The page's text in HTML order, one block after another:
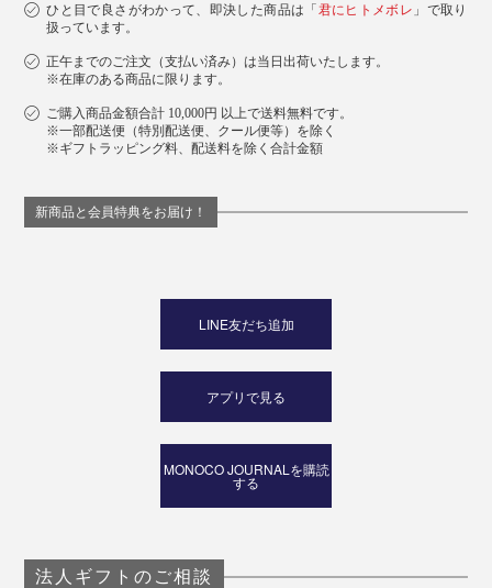
自社工房でおこなわれる手作業の抽出法は、門外不出の
技術。ひとつの香りを複雑に、繊細に化学する調香は、
まさに“神業”です！
＞アロマオイルの楽しみ方はこちら
＞ブランドストーリーはこちら
ひと目で良さがわかって、即決した商品は「 君にヒトメボレ 」で取り
扱っています。
正午までのご注文（支払い済み）は当日出荷いたします。
※在庫のある商品に限ります。
ご購入商品金額合計 10,000円 以上で送料無料です。
※一部配送便（特別配送便、クール便等）を除く
※ギフトラッピング料、配送料を除く合計金額
新商品と会員特典をお届け！
LINE友だち追加
アプリで見る
MONOCO JOURNALを購読
する
法人ギフトのご相談